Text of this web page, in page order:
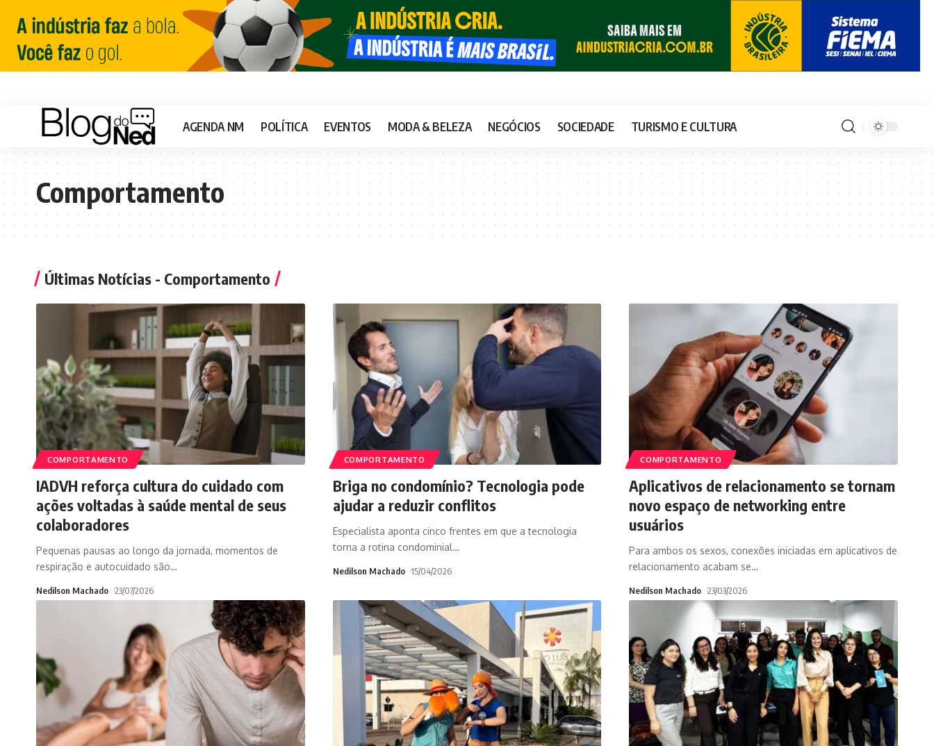
AGENDA NM POLÍTICA EVENTOS MODA & BELEZA NEGÓCIOS SOCIEDADE TURISMO E CULTURA
Comportamento
Últimas Notícias - Comportamento
COMPORTAMENTO
IADVH reforça cultura do cuidado com
ações voltadas à saúde mental de seus
colaboradores
Pequenas pausas ao longo da jornada, momentos de
respiração e autocuidado são…
Nedilson Machado 23/07/2026
COMPORTAMENTO
Briga no condomínio? Tecnologia pode
ajudar a reduzir conflitos
Especialista aponta cinco frentes em que a tecnologia
torna a rotina condominial…
Nedilson Machado 15/04/2026
COMPORTAMENTO
Aplicativos de relacionamento se tornam
novo espaço de networking entre
usuários
Para ambos os sexos, conexões iniciadas em aplicativos de
relacionamento acabam se…
Nedilson Machado 23/03/2026